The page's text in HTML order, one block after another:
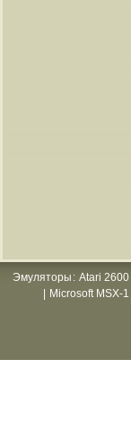
Эмуляторы : Atari 2600
Microsoft MSX-1